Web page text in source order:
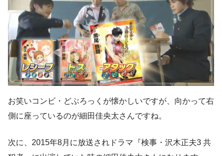
お笑いコンビ・どぶろっくが懐かしいですが、向かって右
側に座っているのが細田佳央太さんですね。
次に、2015年8月に放送されドラマ『検事・沢木正夫3 共